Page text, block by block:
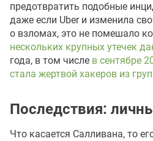
предотвратить подобные
даже если Uber и изменила
о взломах, это не помешало
нескольких крупных утечек
года, в том числе в сентябре
стала жертвой хакеров из
Последствия:
Что касается Салливана, то